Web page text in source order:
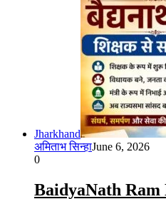
Jharkhand
अमिताभ सिन्हाJune 6, 2026
0
BaidyaNath Ram